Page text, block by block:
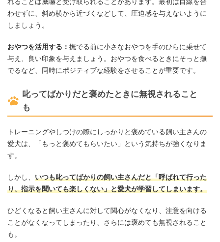
わせずに、斜め横から近づくなどして、圧迫感を与えないように
しましょう。
おやつを活用する： 撫でる前に小さなおやつを手のひらに乗せて
与え、良い印象を与えましょう。おやつを食べるときにそっと撫
でるなど、同時にポジティブな経験をさせることが重要です。
叱ってばかりだと褒めたときに無視されること
も
トレーニングやしつけの際にしっかりと褒めている飼い主さんの
愛犬は、「もっと褒めてもらいたい」という気持ちが強くなりま
す。
しかし、 いつも叱ってばかりの飼い主さんだと「呼ばれて行った
り、指示を聞いても楽しくない」と愛犬が学習してしまいます。
ひどくなると飼い主さんに対して関心がなくなり、注意を向ける
ことがなくなってしまったり、さらには褒めても無視されること
も。